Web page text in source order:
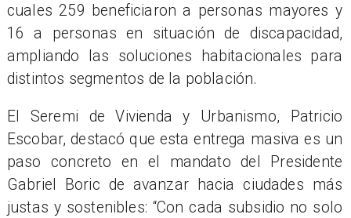
cuales 259 beneficiaron a personas mayores y
16 a personas en situación de discapacidad,
ampliando las soluciones habitacionales para
distintos segmentos de la población.
El Seremi de Vivienda y Urbanismo, Patricio
Escobar, destacó que esta entrega masiva es un
paso concreto en el mandato del Presidente
Gabriel Boric de avanzar hacia ciudades más
justas y sostenibles: “Con cada subsidio no solo